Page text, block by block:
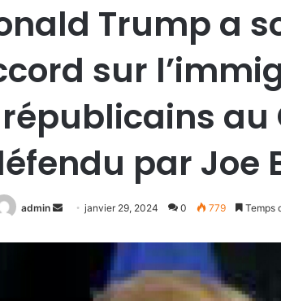
Trump a
sur
au
par Joe
admin
Envoyer
courriel
janvier 29, 2024 0 779 Temps